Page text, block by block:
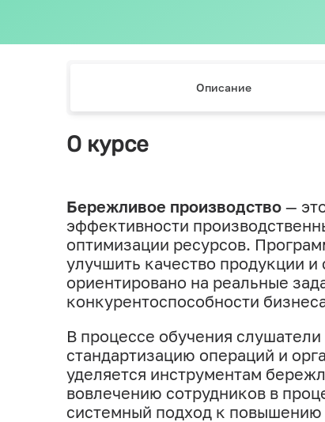
Описание
О курсе
Бережливое производство—
эффективности
оптимизации ресурсов.
улучшить качество продукции
ориентировано на реальные
конкурентоспособности
В процессе обучения
стандартизацию операций и
уделяется инструментам
вовлечению сотрудников в
системный подход к